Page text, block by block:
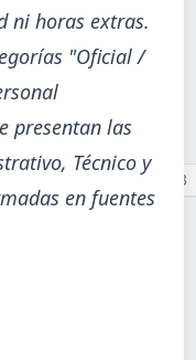
laminados
barata y
12 13
ni horas extras.
"Oficial /
presentan las
Técnico y
en fuentes